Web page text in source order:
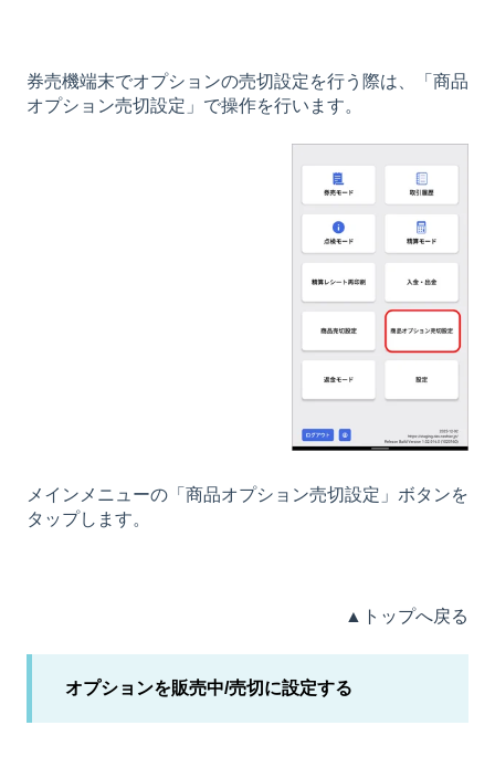
券売機端末でオプションの売切設定を行う際は、「商品
オプション売切設定」で操作を行います。
メインメニューの「商品オプション売切設定」ボタンを
タップします。
▲トップへ戻る
オプションを販売中/売切に設定する